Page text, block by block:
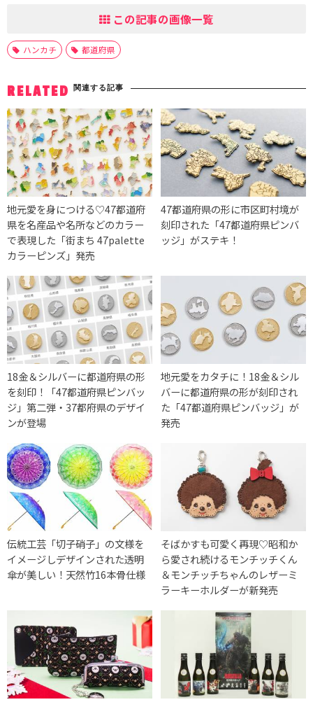
この記事の画像一覧
ハンカチ 都道府県
RELATED 関連する記事
地元愛を身につける♡47都道府
県を名産品や名所などのカラー
で表現した「街まち 47palette
カラーピンズ」発売
47都道府県の形に市区町村境が
刻印された「47都道府県ピンバ
ッジ」がステキ！
18金＆シルバーに都道府県の形
を刻印！「47都道府県ピンバッ
ジ」第二弾・37都府県のデザイ
ンが登場
地元愛をカタチに！18金＆シル
バーに都道府県の形が刻印され
た「47都道府県ピンバッジ」が
発売
伝統工芸「切子硝子」の文様を
イメージしデザインされた透明
傘が美しい！天然竹16本骨仕様
そばかすも可愛く再現♡昭和か
ら愛され続けるモンチッチくん
＆モンチッチちゃんのレザーミ
ラーキーホルダーが新発売